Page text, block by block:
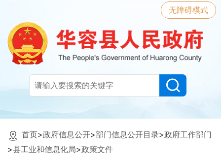
无障碍模式
首页>政府信息公开>部门信息公开目录>政府工作部门
>县工业和信息化局>政策文件